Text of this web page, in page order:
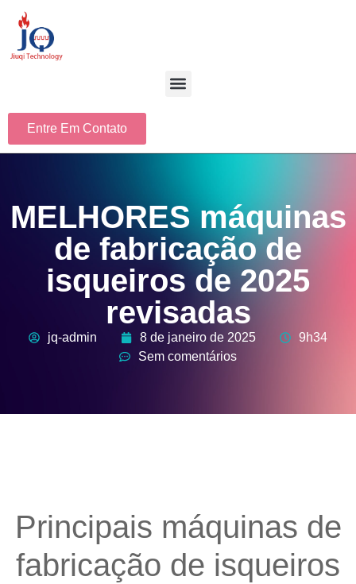
Entre Em Contato
MELHORES máquinas
de fabricação de
isqueiros de 2025
revisadas
jq-admin 8 de janeiro de 2025
9h34
Sem comentários
Principais máquinas de
fabricação de isqueiros